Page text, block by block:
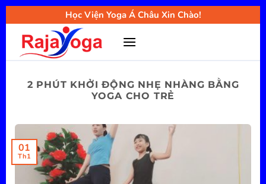
Bỏ
qua
nội
Học Viện Yoga Á Châu Xin Chào!
2 PHÚT KHỞI ĐỘNG NHẸ NHÀNG BẰNG
YOGA CHO TRẺ
01
Th1